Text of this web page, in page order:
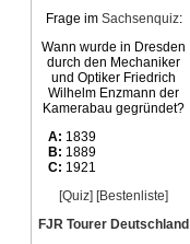
Frage im Sachsenquiz:
Wann wurde in Dresden
durch den Mechaniker
und Optiker Friedrich
Wilhelm Enzmann der
Kamerabau gegründet?
A: 1839
B: 1889
C: 1921
[Quiz] [Bestenliste]
FJR Tourer Deutschland